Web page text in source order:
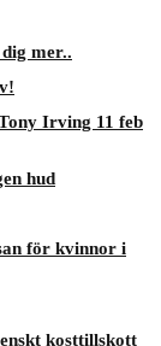
mer..
Irving 11 feb
hud
för kvinnor i
kosttillskott